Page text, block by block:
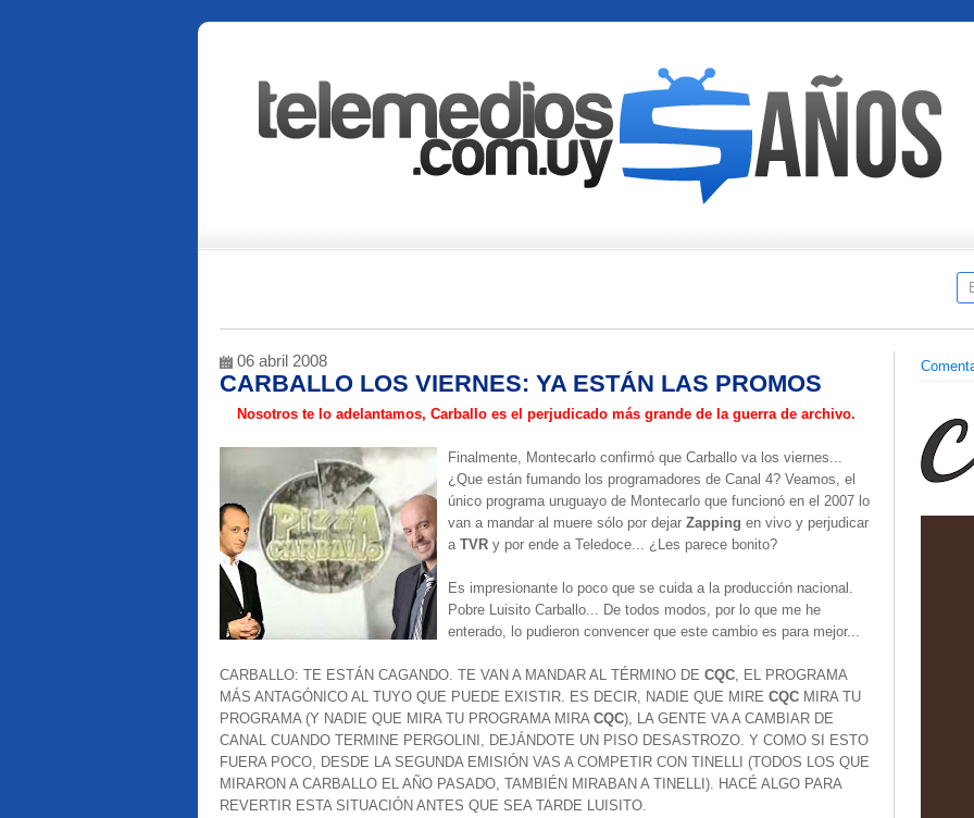
06 abril 2008
CARBALLO LOS VIERNES: YA ESTÁN LAS PROMOS
Nosotros te lo adelantamos, Carballo es el perjudicado más grande de la guerra de archivo.
Finalmente, Montecarlo confirmó que Carballo va los viernes...
¿Que están fumando los programadores de Canal 4? Veamos, el
único programa uruguayo de Montecarlo que funcionó en el 2007 lo
van a mandar al muere sólo por dejar Zapping en vivo y perjudicar
a TVR y por ende a Teledoce... ¿Les parece bonito?
Es impresionante lo poco que se cuida a la producción nacional.
Pobre Luisito Carballo... De todos modos, por lo que me he
enterado, lo pudieron convencer que este cambio es para mejor...
CARBALLO: TE ESTÁN CAGANDO. TE VAN A MANDAR AL TÉRMINO DE CQC, EL PROGRAMA
MÁS ANTAGÓNICO AL TUYO QUE PUEDE EXISTIR. ES DECIR, NADIE QUE MIRE CQC MIRA TU
PROGRAMA (Y NADIE QUE MIRA TU PROGRAMA MIRA CQC), LA GENTE VA A CAMBIAR DE
CANAL CUANDO TERMINE PERGOLINI, DEJÁNDOTE UN PISO DESASTROZO. Y COMO SI ESTO
FUERA POCO, DESDE LA SEGUNDA EMISIÓN VAS A COMPETIR CON TINELLI (TODOS LOS QUE
MIRARON A CARBALLO EL AÑO PASADO, TAMBIÉN MIRABAN A TINELLI). HACÉ ALGO PARA
REVERTIR ESTA SITUACIÓN ANTES QUE SEA TARDE LUISITO.